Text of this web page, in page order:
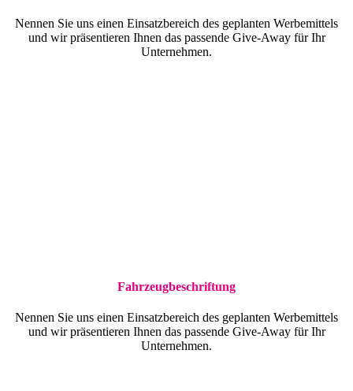
Nennen Sie uns einen Einsatzbereich des geplanten Werbemittels
und wir präsentieren Ihnen das passende Give-Away für Ihr
Unternehmen.
Fahrzeugbeschriftung
Nennen Sie uns einen Einsatzbereich des geplanten Werbemittels
und wir präsentieren Ihnen das passende Give-Away für Ihr
Unternehmen.